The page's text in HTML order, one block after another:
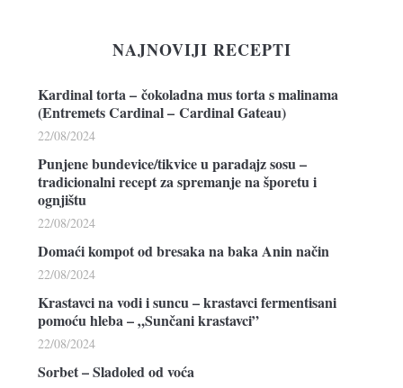
NAJNOVIJI RECEPTI
Kardinal torta – čokoladna mus torta s malinama
(Entremets Cardinal – Cardinal Gateau)
22/08/2024
Punjene bundevice/tikvice u paradajz sosu –
tradicionalni recept za spremanje na šporetu i
ognjištu
22/08/2024
Domaći kompot od bresaka na baka Anin način
22/08/2024
Krastavci na vodi i suncu – krastavci fermentisani
pomoću hleba – „Sunčani krastavci”
22/08/2024
Sorbet – Sladoled od voća